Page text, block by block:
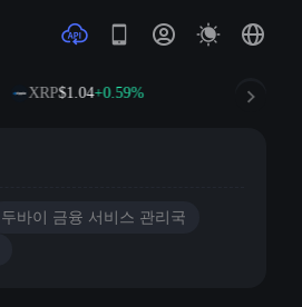
XRP$1.04+0.59% SOL
두바이 금융 서비스 관리국